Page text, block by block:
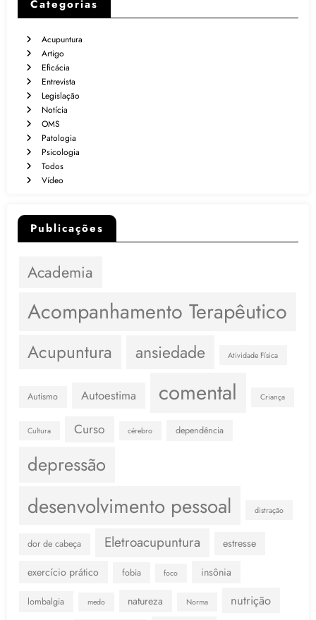
Categorias
Acupuntura
Artigo
Eficácia
Entrevista
Legislação
Notícia
OMS
Patologia
Psicologia
Todos
Vídeo
Publicações
Academia
Acompanhamento Terapêutico
Acupuntura ansiedade Atividade Física
Autismo Autoestima comental Criança
Cultura Curso cérebro dependência
depressão
desenvolvimento pessoal distração
dor de cabeça Eletroacupuntura estresse
exercício prático fobia foco insônia
lombalgia medo natureza Norma nutrição